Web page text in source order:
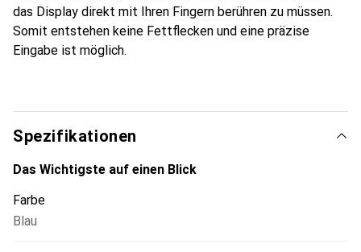
das Display direkt mit Ihren Fingern berühren zu müssen.
Somit entstehen keine Fettflecken und eine präzise
Eingabe ist möglich.
Spezifikationen
Das Wichtigste auf einen Blick
Farbe
Blau